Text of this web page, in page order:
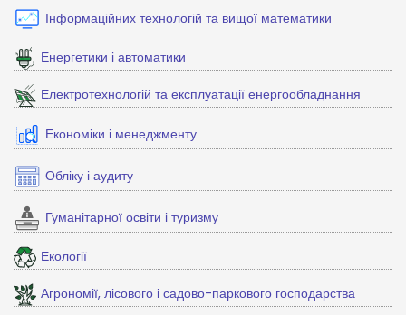
Інформаційних технологій та вищої математики
Енергетики і автоматики
Електротехнологій та експлуатації енергообладнання
Економіки і менеджменту
Обліку і аудиту
Гуманітарної освіти і туризму
Екології
Агрономії, лісового і садово-паркового господарства